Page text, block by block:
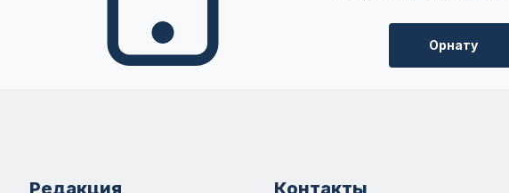
Орнату
Редакция Контакты